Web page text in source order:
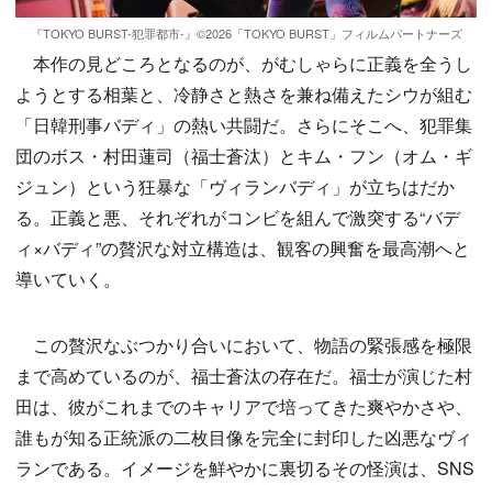
『TOKYO BURST-犯罪都市-』©2026「TOKYO BURST」フィルムパートナーズ
本作の見どころとなるのが、がむしゃらに正義を全うし
ようとする相葉と、冷静さと熱さを兼ね備えたシウが組む
「日韓刑事バディ」の熱い共闘だ。さらにそこへ、犯罪集
団のボス・村田蓮司（福士蒼汰）とキム・フン（オム・ギ
ジュン）という狂暴な「ヴィランバディ」が立ちはだか
る。正義と悪、それぞれがコンビを組んで激突する“バデ
ィ×バディ”の贅沢な対立構造は、観客の興奮を最高潮へと
導いていく。
この贅沢なぶつかり合いにおいて、物語の緊張感を極限
まで高めているのが、福士蒼汰の存在だ。福士が演じた村
田は、彼がこれまでのキャリアで培ってきた爽やかさや、
誰もが知る正統派の二枚目像を完全に封印した凶悪なヴィ
ランである。イメージを鮮やかに裏切るその怪演は、SNS